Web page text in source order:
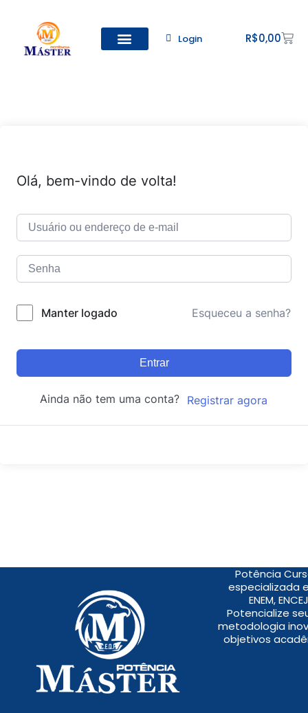
Login R$0,00
Olá, bem-vindo de volta!
Manter logado Esqueceu a senha?
Entrar
Ainda não tem uma conta? Registrar agora
Potência
especializada
ENEM,
Potencialize
metodologia
objetivos